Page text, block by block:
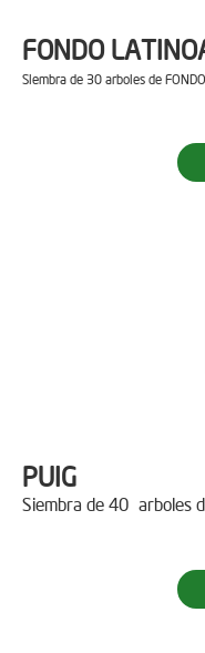
FONDO
Siembra de 30 arboles de
PUIG
Siembra de 40 arboles